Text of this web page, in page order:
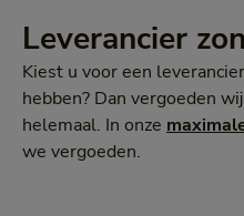
Leverancier
Kiest u voor een
hebben? Dan vergoeden
helemaal. In onze
we vergoeden.